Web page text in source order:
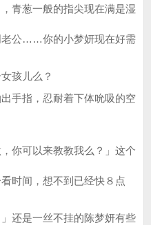
青葱一般的指尖现在满是湿
老公……你的小梦妍现在好需
孩儿么？
指，忍耐着下体吮吸的空
可以来教教我么？」这个
时间，想不到已经快８点
是一丝不挂的陈梦妍有些